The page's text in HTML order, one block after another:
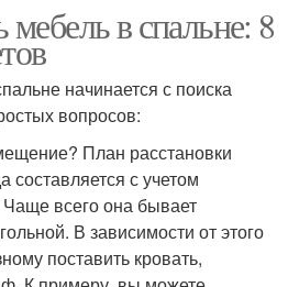
Порядок в спальне
Комната при спальне
Спальня в современном
мебель в спальне: 8
начинается с поиска
вопросов:
План расстановки
составляется с учетом
всего она бывает
В зависимости от этого
поставить кровать,